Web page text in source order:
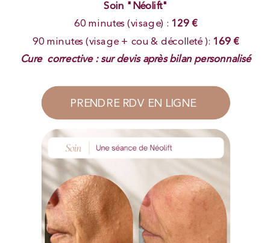
PRENDRE RDV EN LIGNE
Soin "Néolift"
60 minutes (visage) : 129 €
90 minutes (visage + cou & décolleté ): 169 €
Cure corrective : sur devis après bilan personnalisé